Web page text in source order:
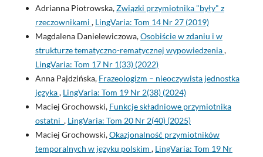
Adrianna Piotrowska,Związki przymiotnika "były" z
rzeczownikami , LingVaria: Tom 14 Nr 27 (2019)
Magdalena Danielewiczowa,Osobiście w zdaniu i w
strukturze tematyczno-rematycznej wypowiedzenia,
LingVaria: Tom 17 Nr 1(33) (2022)
Anna Pajdzińska, Frazeologizm – nieoczywista jednostka
języka, LingVaria: Tom 19 Nr 2(38) (2024)
Maciej Grochowski, Funkcje składniowe przymiotnika
ostatni , LingVaria: Tom 20 Nr 2(40) (2025)
Maciej Grochowski,Okazjonalność przymiotników
temporalnych w języku polskim , LingVaria: Tom 19 Nr